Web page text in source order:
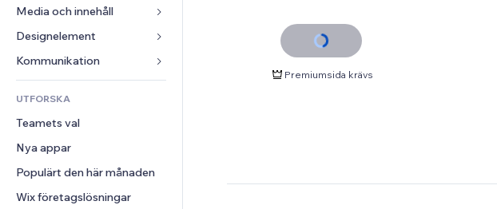
Sociala medier
SEO
Interaktioner
Listningar
E-post
Konvertering
Sälj-knappar
Onlinekurser
Beställtryck
Redovisning
Kuponger och lojalitet
Lagerlösningar
Dropshipping
Priser och abonnemang
Crowdfunding
Hotell
Evenemang
Restauranger
Fastigheter
Bokningar
Media och innehåll
Galleri
Musik
Podcasts
Fotografering
Video
PDF
Fildelning
Nyheter
Designelement
Kartor och navigering
Integritet och säkerhet
Klocka
Sidmallar
Bildeffekter
Knappar och menyer
Banners och märken
Formulär
Undersökningar
Chatt
Kommentarer
Telefon
UTFORSKA
Teamets val
Nya appar
Populärt den här månaden
Wix företagslösningar
Premiumsida krävs